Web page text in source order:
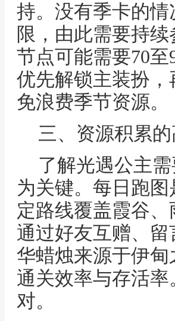
持。没有季卡的
限，由此需要持
节点可能需要70
优先解锁主装扮
免浪费季节资源。
三、资源积累
了解光遇公主
为关键。每日跑
定路线覆盖霞谷
通过好友互赠、
华蜡烛来源于伊
通关效率与存活
对。